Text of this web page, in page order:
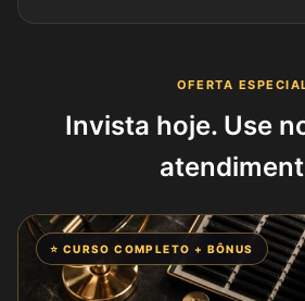
OFERTA
Invista hoje. Use
⭐ CURSO COMPLETO + BÔNUS